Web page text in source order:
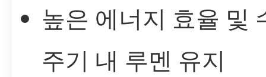
높은 에너지 효율 및
주기 내 루멘 유지